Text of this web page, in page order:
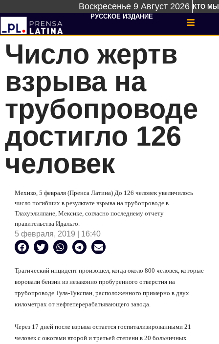
Воскресенье 9 Август 2026 КТО МЫ
РУССКОЕ ИЗДАНИЕ
Число жертв
взрыва на
трубопроводе
достигло 126
человек
Мехико, 5 февраля (Пренса Латина) До 126 человек увеличилось
число погибших в результате взрыва на трубопроводе в
Тлахуэлилпане, Мексике, согласно последнему отчету
правительства Идальго.
5 февраля, 2019 | 16:40
Трагический инцидент произошел, когда около 800 человек, которые
воровали бензин из незаконно пробуренного отверстия на
трубопроводе Тула-Тукспан, расположенного примерно в двух
километрах от нефтеперерабатывающего завода.
Через 17 дней после взрыва остается госпитализированными 21
человек с ожогами второй и третьей степени в 20 больничных